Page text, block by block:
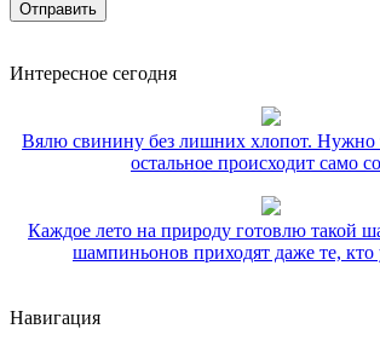
Интересное сегодня
Вялю свинину без лишних хлопот. Нужно
остальное происходит само
Каждое лето на природу готовлю такой
шампиньонов приходят даже те, кто
Навигация